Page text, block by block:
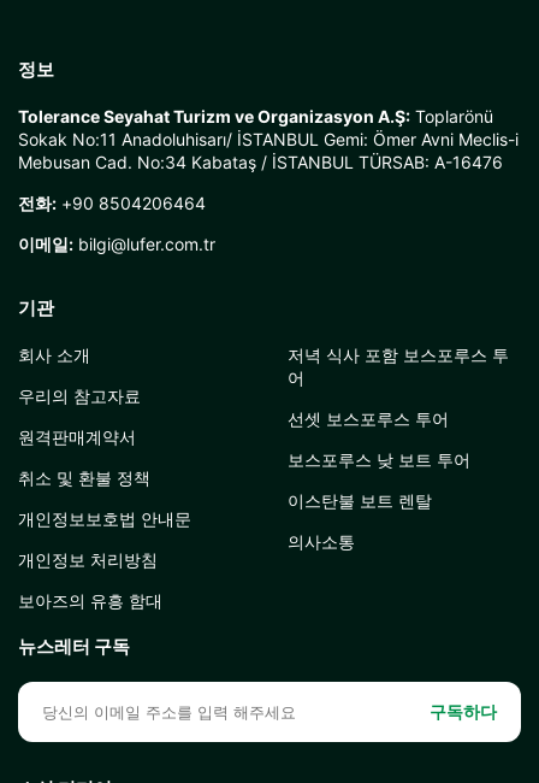
정보
Tolerance Seyahat Turizm ve Organizasyon A.Ş: Toplarönü
Sokak No:11 Anadoluhisarı/ İSTANBUL Gemi: Ömer Avni Meclis-i
Mebusan Cad. No:34 Kabataş / İSTANBUL TÜRSAB: A-16476
전화: +90 8504206464
이메일: bilgi@lufer.com.tr
기관
회사 소개
우리의 참고자료
원격판매계약서
취소 및 환불 정책
개인정보보호법 안내문
개인정보 처리방침
보아즈의 유흥 함대
저녁 식사 포함 보스포루스 투
어
선셋 보스포루스 투어
보스포루스 낮 보트 투어
이스탄불 보트 렌탈
의사소통
뉴스레터 구독
구독하다